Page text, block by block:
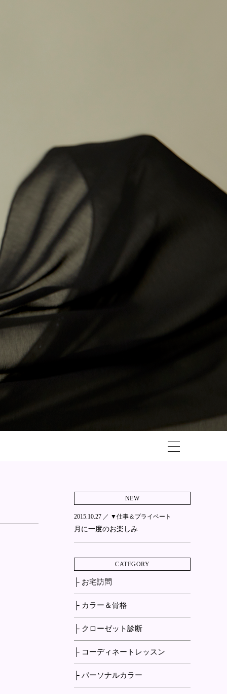
NEW
2015.10.27 ／ ▼仕事＆プライベート
月に一度のお楽しみ
CATEGORY
├ お宅訪問
├ カラー＆骨格
├ クローゼット診断
├ コーディネートレッスン
├ パーソナルカラー